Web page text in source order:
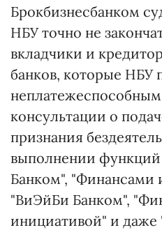
Брокбизнесбанком
НБУ точно не
вкладчики и
банков, которые НБУ
консультации о
признания
выполнении функций
Банком", "Финансами
"ВиЭйБи Банком",
инициативой" и